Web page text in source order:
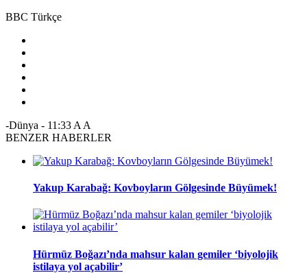
BBC Türkçe
-Dünya - 11:33 A A
BENZER HABERLER
Yakup Karabağ: Kovboyların Gölgesinde Büyümek!
Hürmüz Boğazı’nda mahsur kalan gemiler ‘biyolojik
istilaya yol açabilir’